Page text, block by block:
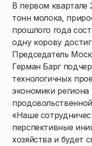
В первом квартале
тонн молока,
прошлого года
одну корову
Председатель
Герман Барг
технологичных
экономики
«Наше
перспективные
хозяйства и будет